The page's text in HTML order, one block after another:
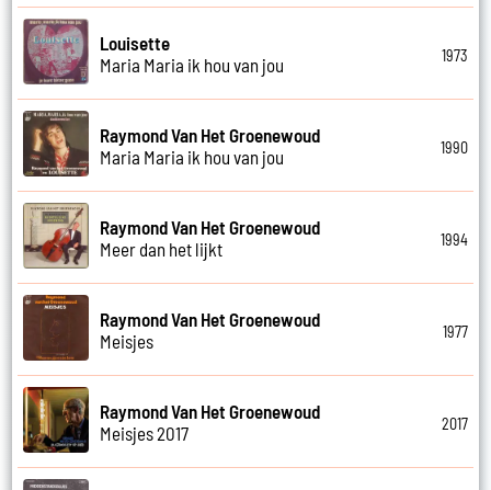
Louisette
Maria Maria ik hou van jou
1973
Raymond Van Het Groenewoud
Maria Maria ik hou van jou
1990
Raymond Van Het Groenewoud
Meer dan het lijkt
1994
Raymond Van Het Groenewoud
Meisjes
1977
Raymond Van Het Groenewoud
Meisjes 2017
2017